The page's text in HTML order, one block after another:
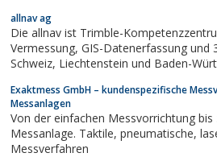
allnav ag
Die allnav ist Trimble-
Vermessung, GIS-Datenerfassung und 3D-Laserscanning für die
Schweiz, Liechtenstein und Baden-Württemberg. Ein erfahrenes
Beratung, Support und Service für Vermessungsgeräte und
weitere Lösungen von Trimble. Das...
Exaktmess GmbH – kundenspezifische
Messanlagen
Von der einfachen Messvorrichtung
Messanlage. Taktile, pneumatische, laser, optische
Messverfahren